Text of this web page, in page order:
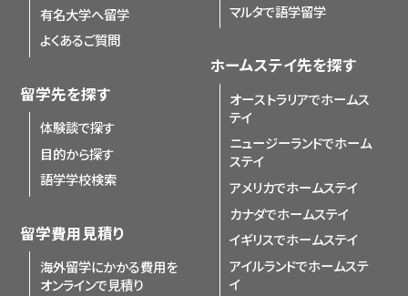
有名大学へ留学
よくあるご質問
留学先を探す
体験談で探す
目的から探す
語学学校検索
留学費用見積り
海外留学にかかる費用を
オンラインで見積り
マルタで語学留学
ホームステイ先を探す
オーストラリアでホームス
テイ
ニュージーランドでホーム
ステイ
アメリカでホームステイ
カナダでホームステイ
イギリスでホームステイ
アイルランドでホームステ
イ